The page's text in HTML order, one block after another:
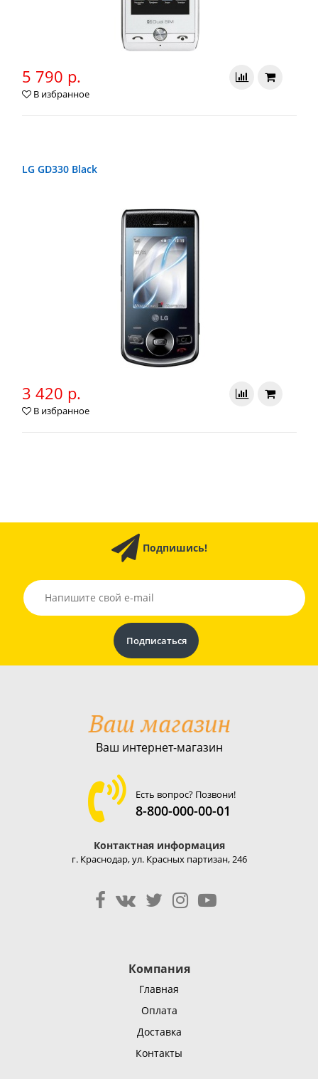
5 790 р.
В избранное
LG GD330 Black
3 420 р.
В избранное
Подпишись!
Ваш интернет-магазин
Есть вопрос? Позвони!
8-800-000-00-01
Контактная информация
г. Краснодар, ул. Красных партизан, 246
Компания
Главная
Оплата
Доставка
Контакты